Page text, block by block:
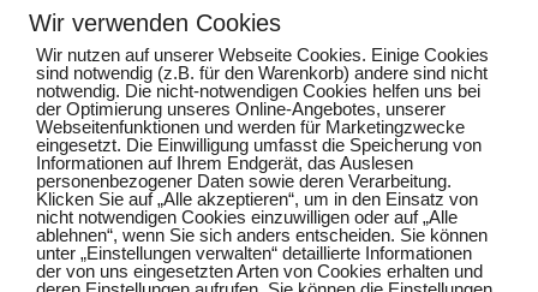
EINE KÖRPERANALYSE
EIN PERSONALTRAINING
EINEN INDIVIDUELLEN TRAININGSPLAN
HIER KLICKEN UND
KOSTENLOSES GESCHENK
SICHERN!
Wir verwenden Cookies
Wir nutzen auf unserer Webseite Cookies. Einige Cookies
sind notwendig (z.B. für den Warenkorb) andere sind nicht
notwendig. Die nicht-notwendigen Cookies helfen uns bei
der Optimierung unseres Online-Angebotes, unserer
Webseitenfunktionen und werden für Marketingzwecke
eingesetzt. Die Einwilligung umfasst die Speicherung von
Informationen auf Ihrem Endgerät, das Auslesen
personenbezogener Daten sowie deren Verarbeitung.
Klicken Sie auf „Alle akzeptieren“, um in den Einsatz von
nicht notwendigen Cookies einzuwilligen oder auf „Alle
ablehnen“, wenn Sie sich anders entscheiden. Sie können
unter „Einstellungen verwalten“ detaillierte Informationen
der von uns eingesetzten Arten von Cookies erhalten und